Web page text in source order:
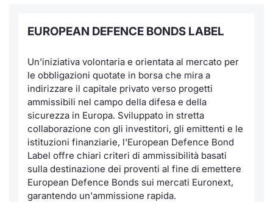
EUROPEAN DEFENCE BONDS LABEL
Un'iniziativa volontaria e orientata al mercato per
le obbligazioni quotate in borsa che mira a
indirizzare il capitale privato verso progetti
ammissibili nel campo della difesa e della
sicurezza in Europa. Sviluppato in stretta
collaborazione con gli investitori, gli emittenti e le
istituzioni finanziarie, l'European Defence Bond
Label offre chiari criteri di ammissibilità basati
sulla destinazione dei proventi al fine di emettere
European Defence Bonds sui mercati Euronext,
garantendo un'ammissione rapida.